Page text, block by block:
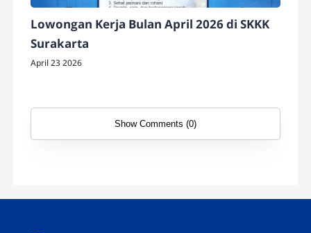
Lowongan Kerja Bulan April 2026 di SKKK
Surakarta
April 23 2026
Show Comments (0)